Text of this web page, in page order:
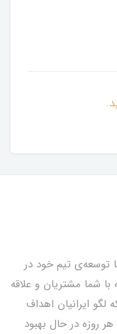
توسعه‌ی تیم خود در
شما مشتریان و علاقه
لگو ایرانیان اهداف
روزه در حال بهبود